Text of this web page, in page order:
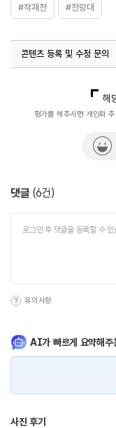
#작괘천 #전망대
콘텐츠 등록 및 수정 문의
해
평가를 해주시면 개인화
댓글 (6건)
유의사항
AI가 빠르게 요약해주
사진 후기